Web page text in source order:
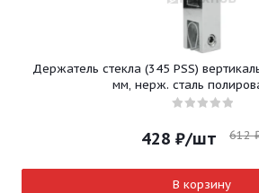
Держатель стекла (345 PSS)
мм, нерж. сталь
428 ₽/шт 612
В корзину